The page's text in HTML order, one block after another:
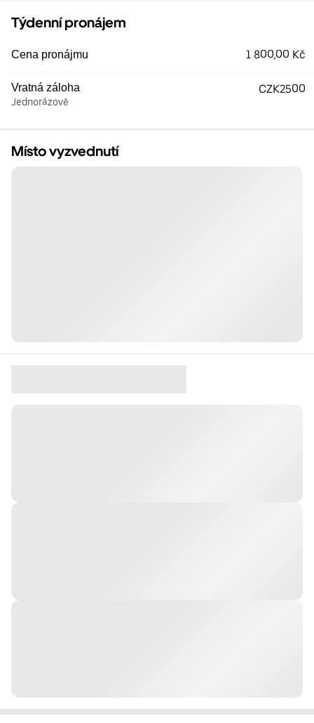
Týdenní pronájem
Cena pronájmu 1 800,00 Kč
Vratná záloha
Jednorázově
CZK2500
Místo vyzvednutí